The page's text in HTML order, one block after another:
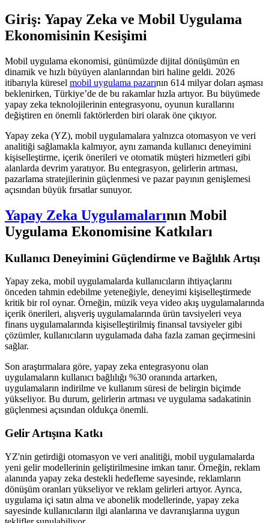
Giriş: Yapay Zeka ve Mobil Uygulama
Ekonomisinin Kesişimi
Mobil uygulama ekonomisi, günümüzde dijital dönüşümün en
dinamik ve hızlı büyüyen alanlarından biri haline geldi. 2026
itibarıyla küresel mobil uygulama pazarının 614 milyar doları aşması
beklenirken, Türkiye’de de bu rakamlar hızla artıyor. Bu büyümede
yapay zeka teknolojilerinin entegrasyonu, oyunun kurallarını
değiştiren en önemli faktörlerden biri olarak öne çıkıyor.
Yapay zeka (YZ), mobil uygulamalara yalnızca otomasyon ve veri
analitiği sağlamakla kalmıyor, aynı zamanda kullanıcı deneyimini
kişiselleştirme, içerik önerileri ve otomatik müşteri hizmetleri gibi
alanlarda devrim yaratıyor. Bu entegrasyon, gelirlerin artması,
pazarlama stratejilerinin güçlenmesi ve pazar payının genişlemesi
açısından büyük fırsatlar sunuyor.
Yapay Zeka Uygulamalarının Mobil
Uygulama Ekonomisine Katkıları
Kullanıcı Deneyimini Güçlendirme ve Bağlılık Artışı
Yapay zeka, mobil uygulamalarda kullanıcıların ihtiyaçlarını
önceden tahmin edebilme yeteneğiyle, deneyimi kişiselleştirmede
kritik bir rol oynar. Örneğin, müzik veya video akış uygulamalarında
içerik önerileri, alışveriş uygulamalarında ürün tavsiyeleri veya
finans uygulamalarında kişiselleştirilmiş finansal tavsiyeler gibi
çözümler, kullanıcıların uygulamada daha fazla zaman geçirmesini
sağlar.
Son araştırmalara göre, yapay zeka entegrasyonu olan
uygulamaların kullanıcı bağlılığı %30 oranında artarken,
uygulamaların indirilme ve kullanım süresi de belirgin biçimde
yükseliyor. Bu durum, gelirlerin artması ve uygulama sadakatinin
güçlenmesi açısından oldukça önemli.
Gelir Artışına Katkı
YZ'nin getirdiği otomasyon ve veri analitiği, mobil uygulamalarda
yeni gelir modellerinin geliştirilmesine imkan tanır. Örneğin, reklam
alanında yapay zeka destekli hedefleme sayesinde, reklamların
dönüşüm oranları yükseliyor ve reklam gelirleri artıyor. Ayrıca,
uygulama içi satın alma ve abonelik modellerinde, yapay zeka
sayesinde kullanıcıların ilgi alanlarına ve davranışlarına uygun